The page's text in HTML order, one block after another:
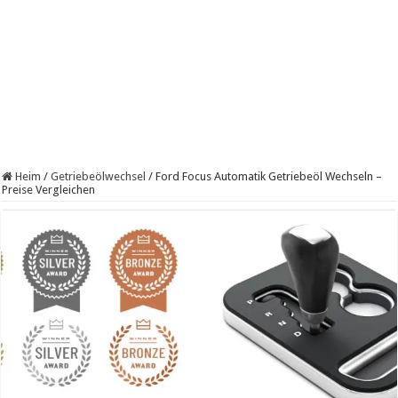
Heim / Getriebeölwechsel / Ford Focus Automatik Getriebeöl Wechseln –
Preise Vergleichen